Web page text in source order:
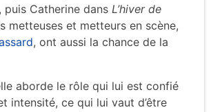
puis Catherine dans L’hiver de
metteuses et metteurs en scène,
, ont aussi la chance de la
aborde le rôle qui lui est confié
intensité, ce qui lui vaut d’être